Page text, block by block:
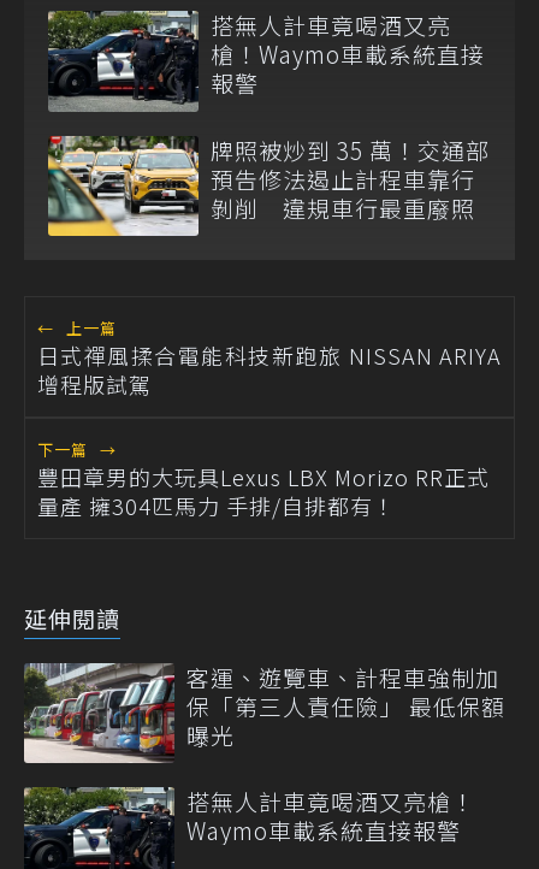
搭無人計車竟喝酒又亮
槍！Waymo車載系統直接
報警
牌照被炒到 35 萬！交通部
預告修法遏止計程車靠行
剝削 違規車行最重廢照
← 上一篇
日式禪風揉合電能科技新跑旅 NISSAN ARIYA
增程版試駕
下一篇 →
豐田章男的大玩具Lexus LBX Morizo RR正式
量產 擁304匹馬力 手排/自排都有！
延伸閱讀
客運、遊覽車、計程車強制加
保「第三人責任險」 最低保額
曝光
搭無人計車竟喝酒又亮槍！
Waymo車載系統直接報警